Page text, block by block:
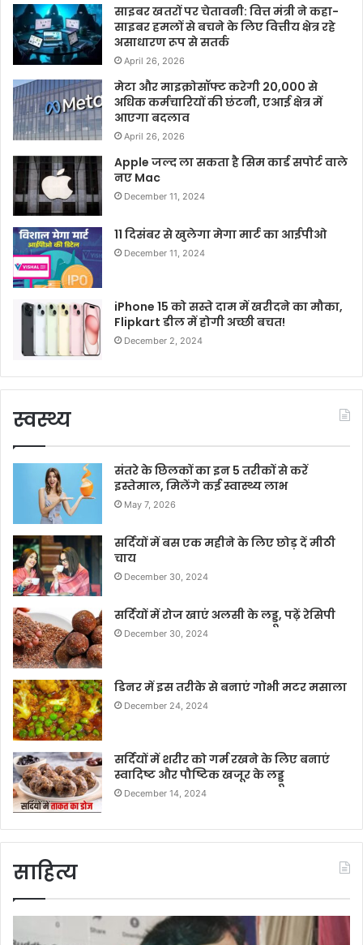
साइबर खतरों पर चेतावनी: वित्त मंत्री ने कहा-
साइबर हमलों से बचने के लिए वित्तीय क्षेत्र रहे
असाधारण रूप से सतर्क
April 26, 2026
मेटा और माइक्रोसॉफ्ट करेगी 20,000 से
अधिक कर्मचारियों की छंटनी, एआई क्षेत्र में
आएगा बदलाव
April 26, 2026
Apple जल्द ला सकता है सिम कार्ड सपोर्ट वाले
नए Mac
December 11, 2024
11 दिसंबर से खुलेगा मेगा मार्ट का आईपीओ
December 11, 2024
iPhone 15 को सस्ते दाम में खरीदने का मौका,
Flipkart डील में होगी अच्छी बचत!
December 2, 2024
स्वस्थ्य
संतरे के छिलकों का इन 5 तरीकों से करें
इस्तेमाल, मिलेंगे कई स्वास्थ्य लाभ
May 7, 2026
सर्दियों में बस एक महीने के लिए छोड़ दें मीठी
चाय
December 30, 2024
सर्दियों में रोज खाएं अलसी के लड्डू, पढ़ें रेसिपी
December 30, 2024
डिनर में इस तरीके से बनाएं गोभी मटर मसाला
December 24, 2024
सर्दियों में शरीर को गर्म रखने के लिए बनाएं
स्वादिष्ट और पौष्टिक खजूर के लड्डू
December 14, 2024
साहित्य